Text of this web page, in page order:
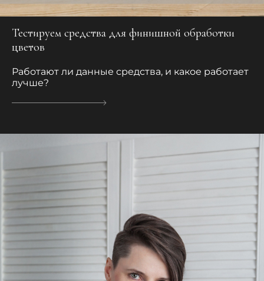
Тестируем средства для финишной обработки
цветов
Работают ли данные средства, и какое работает
лучше?